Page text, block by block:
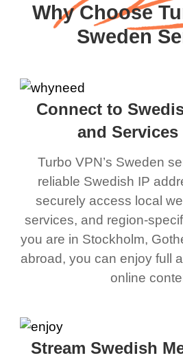
Why Choose
Sweden
Connect to
and Services
Turbo VPN’s Sweden
reliable Swedish IP
securely access local
services, and region-
you are in Stockholm,
abroad, you can enjoy full
online
Stream Swedish